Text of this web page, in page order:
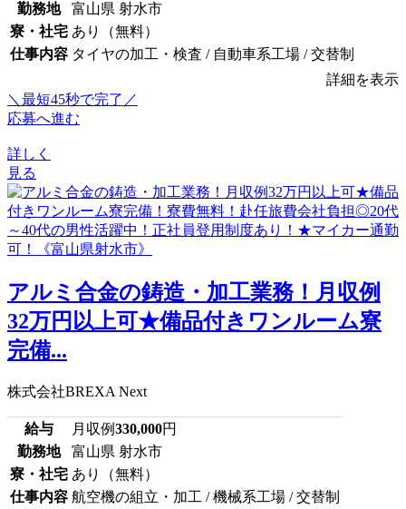
勤務地
富山県 射水市
寮・社宅 あり（無料）
仕事内容 タイヤの加工・検査 / 自動車系工場 / 交替制
詳細を表示
＼最短45秒で完了／
応募へ進む
詳しく
見る
アルミ合金の鋳造・加工業務！月収例
32万円以上可★備品付きワンルーム寮
完備...
株式会社BREXA Next
給与 月収例330,000円
勤務地
富山県 射水市
寮・社宅 あり（無料）
仕事内容 航空機の組立・加工 / 機械系工場 / 交替制